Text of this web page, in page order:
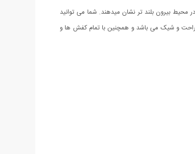
محیط بیرون بلند تر نشان میدهند. شما می توانید
راحت و شیک می باشد و همچنین با تمام کفش ها و